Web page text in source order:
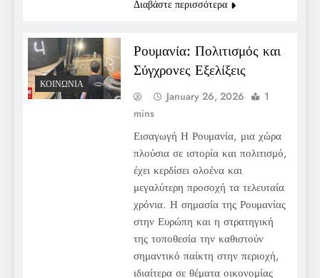
Διαβάστε περισσότερα
ΚΟΙΝΩΝΊΑ
Ρουμανία: Πολιτισμός και
Σύγχρονες Εξελίξεις
January 26, 2026
1
mins
Εισαγωγή Η Ρουμανία, μια χώρα
πλούσια σε ιστορία και πολιτισμό,
έχει κερδίσει ολοένα και
μεγαλύτερη προσοχή τα τελευταία
χρόνια. Η σημασία της Ρουμανίας
στην Ευρώπη και η στρατηγική
της τοποθεσία την καθιστούν
σημαντικό παίκτη στην περιοχή,
ιδιαίτερα σε θέματα οικονομίας